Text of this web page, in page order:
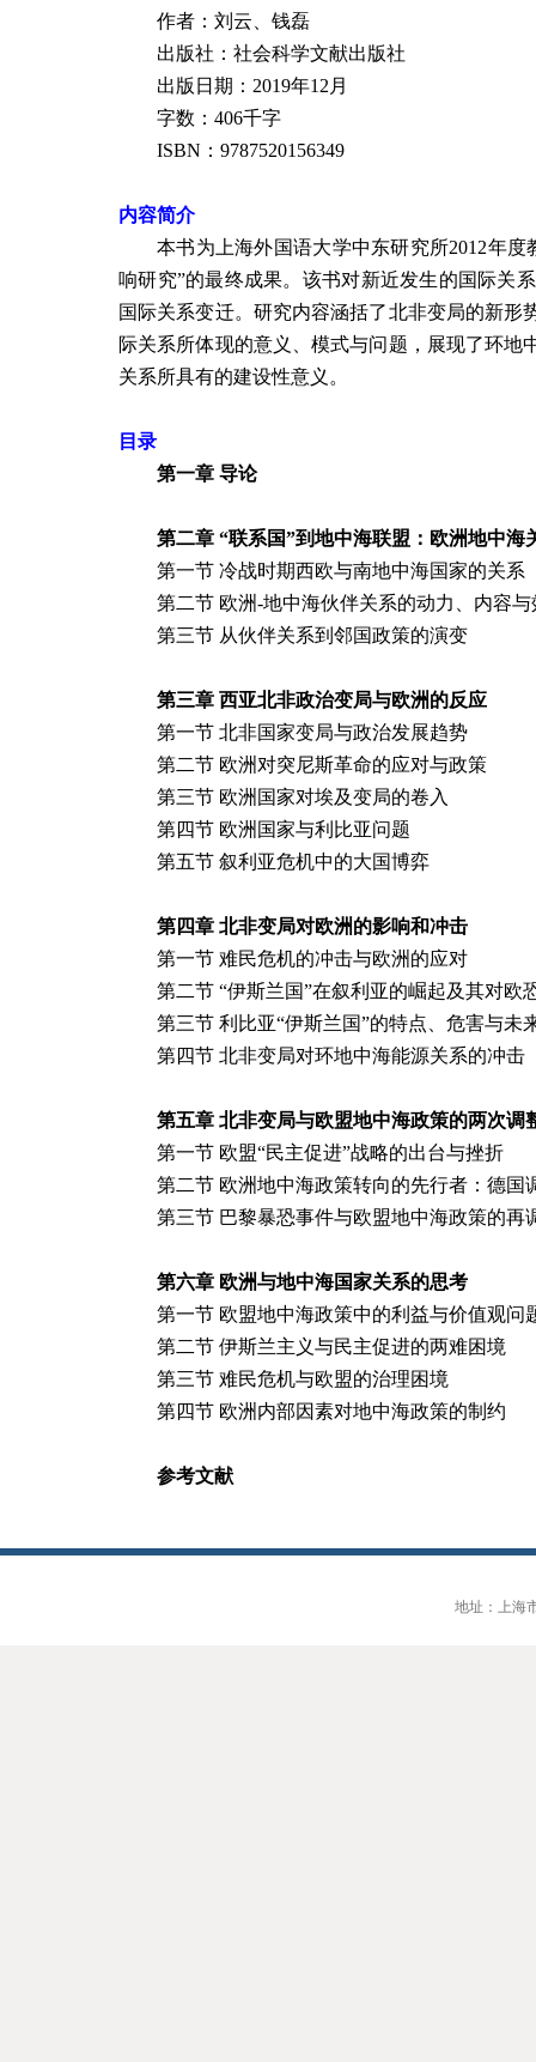
作者：刘云、钱磊
出版社： 社会科学文献出版社
出版日期： 2019年12 月
字数：406千字
ISBN ： 9787520156349
内容简介
本书为上海外国语大学中东研究所2012年
响研究”的最终成果。该书对新近发生的国际关
国际关系变迁。研究内容涵括了北非变局的新
际关系所体现的意义、模式与问题，展现了环
关系所具有的建设性意义。
目录
第一章 导论
第二章 “联系国”到地中海联盟：欧洲地中海
第一节 冷战时期西欧与南地中海国家的关系
第二节 欧洲-地中海伙伴关系的动力、内容与
第三节 从伙伴关系到邻国政策的演变
第三章 西亚北非政治变局与欧洲的反应
第一节 北非国家变局与政治发展趋势
第二节 欧洲对突尼斯革命的应对与政策
第三节 欧洲国家对埃及变局的卷入
第四节 欧洲国家与利比亚问题
第五节 叙利亚危机中的大国博弈
第四章 北非变局对欧洲的影响和冲击
第一节 难民危机的冲击与欧洲的应对
第二节 “伊斯兰国”在叙利亚的崛起及其对欧
第三节 利比亚“伊斯兰国”的特点、危害与未
第四节 北非变局对环地中海能源关系的冲击
第五章 北非变局与欧盟地中海政策的两次调
第一节 欧盟“民主促进”战略的出台与挫折
第二节 欧洲地中海政策转向的先行者：德国
第三节 巴黎暴恐事件与欧盟地中海政策的再
第六章 欧洲与地中海国家关系的思考
第一节 欧盟地中海政策中的利益与价值观问
第二节 伊斯兰主义与民主促进的两难困境
第三节 难民危机与欧盟的治理困境
第四节 欧洲内部因素对地中海政策的制约
参考文献
地址：上海